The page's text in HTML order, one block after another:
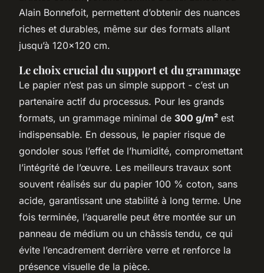
Alain Bonnefoit, permettent d’obtenir des nuances
riches et durables, même sur des formats allant
jusqu’à 120x120 cm.
Le choix crucial du support et du grammage
Le papier n’est pas un simple support - c’est un
partenaire actif du processus. Pour les grands
formats, un grammage minimal de 300 g/m² est
indispensable. En dessous, le papier risque de
gondoler sous l’effet de l’humidité, compromettant
l’intégrité de l’œuvre. Les meilleurs travaux sont
souvent réalisés sur du papier 100 % coton, sans
acide, garantissant une stabilité à long terme. Une
fois terminée, l’aquarelle peut être montée sur un
panneau de médium ou un châssis tendu, ce qui
évite l’encadrement derrière verre et renforce la
présence visuelle de la pièce.